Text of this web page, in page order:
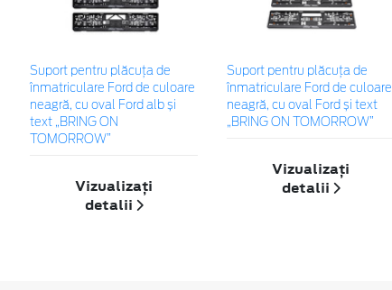
Suport pentru plăcuța de
înmatriculare Ford de culoare
neagră, cu oval Ford alb și
text „BRING ON
TOMORROW”
Vizualizați
detalii
Suport pentru plăcuța de
înmatriculare Ford de culoare
neagră, cu oval Ford și text
„BRING ON TOMORROW”
Vizualizați
detalii